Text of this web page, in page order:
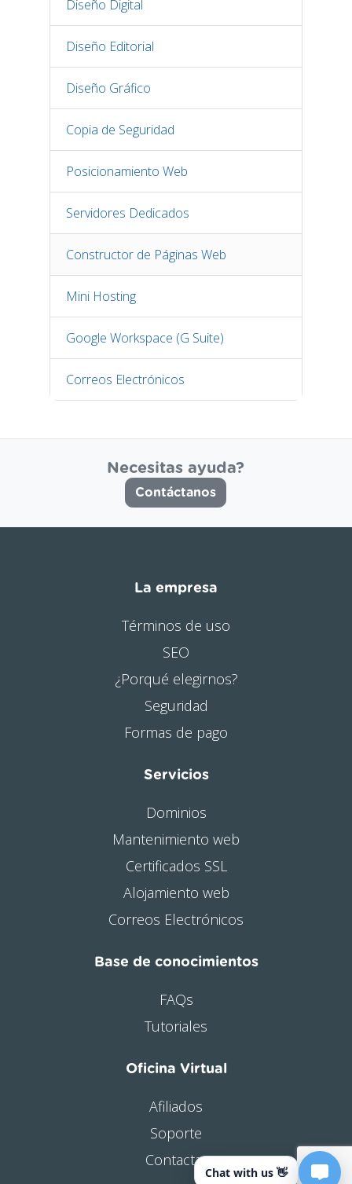
Diseño Digital
Diseño Editorial
Diseño Gráfico
Copia de Seguridad
Posicionamiento Web
Servidores Dedicados
Constructor de Páginas Web
Mini Hosting
Google Workspace (G Suite)
Correos Electrónicos
Necesitas ayuda?
Contáctanos
La empresa
Términos de uso
SEO
¿Porqué elegirnos?
Seguridad
Formas de pago
Servicios
Dominios
Mantenimiento web
Certificados SSL
Alojamiento web
Correos Electrónicos
Base de conocimientos
FAQs
Tutoriales
Oficina Virtual
Afiliados
Soporte
Contactar
Chat with us 👋